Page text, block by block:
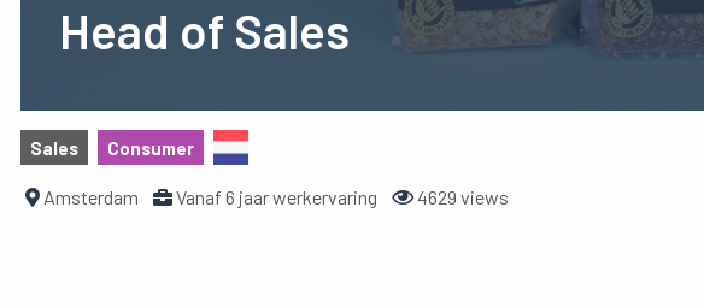
Head of Sales
Sales Consumer
Amsterdam Vanaf 6 jaar werkervaring 4629 views